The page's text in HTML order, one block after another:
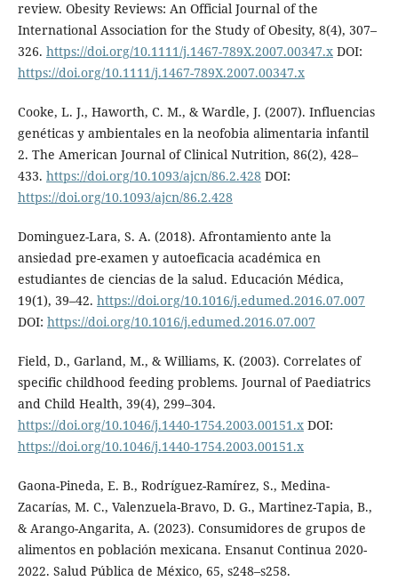
review. Obesity Reviews: An Official Journal of the
International Association for the Study of Obesity, 8(4), 307–
326. https://doi.org/10.1111/j.1467-789X.2007.00347.xDOI:
https://doi.org/10.1111/j.1467-789X.2007.00347.x
Cooke, L. J., Haworth, C. M., & Wardle, J. (2007). Influencias
genéticas y ambientales en la neofobia alimentaria infantil
2. The American Journal of Clinical Nutrition, 86(2), 428–
433. https://doi.org/10.1093/ajcn/86.2.428 DOI:
https://doi.org/10.1093/ajcn/86.2.428
Dominguez-Lara, S. A. (2018). Afrontamiento ante la
ansiedad pre-examen y autoeficacia académica en
estudiantes de ciencias de la salud. Educación Médica,
19(1), 39–42. https://doi.org/10.1016/j.edumed.2016.07.007
DOI: https://doi.org/10.1016/j.edumed.2016.07.007
Field, D., Garland, M., & Williams, K. (2003). Correlates of
specific childhood feeding problems. Journal of Paediatrics
and Child Health, 39(4), 299–304.
https://doi.org/10.1046/j.1440-1754.2003.00151.xDOI:
https://doi.org/10.1046/j.1440-1754.2003.00151.x
Gaona-Pineda, E. B., Rodríguez-Ramírez, S., Medina-
Zacarías, M. C., Valenzuela-Bravo, D. G., Martinez-Tapia, B.,
& Arango-Angarita, A. (2023). Consumidores de grupos de
alimentos en población mexicana. Ensanut Continua 2020-
2022. Salud Pública de México, 65, s248–s258.